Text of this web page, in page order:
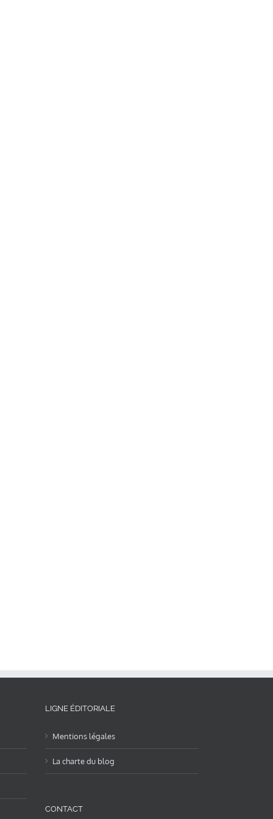
LIGNE ÉDITORIALE
Mentions légales
La charte du blog
CONTACT